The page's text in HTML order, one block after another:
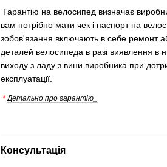
Гарантію на велосипед визначає
вам потрібно мати чек і паспорт на
зобов'язання включають в себе ремонт
деталей велосипеда в разі виявлення в
виходу з ладу з вини виробника при
експлуатації.
* Детально про гарантію_
Консультація